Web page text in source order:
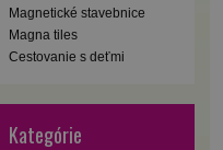
Magnetické stavebnice
Magna tiles
Cestovanie s deťmi
Kategórie